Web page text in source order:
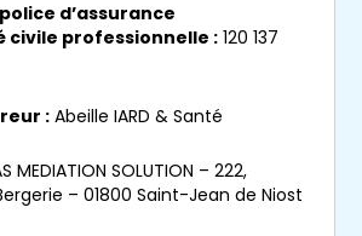
d’assurance
civile professionnelle : 120 137
: Abeille IARD & Santé
MEDIATION SOLUTION – 222,
– 01800 Saint-Jean de Niost